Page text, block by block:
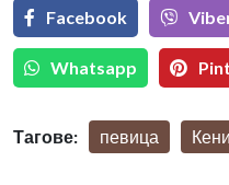
Facebook
Whatsapp
Тагове: певица